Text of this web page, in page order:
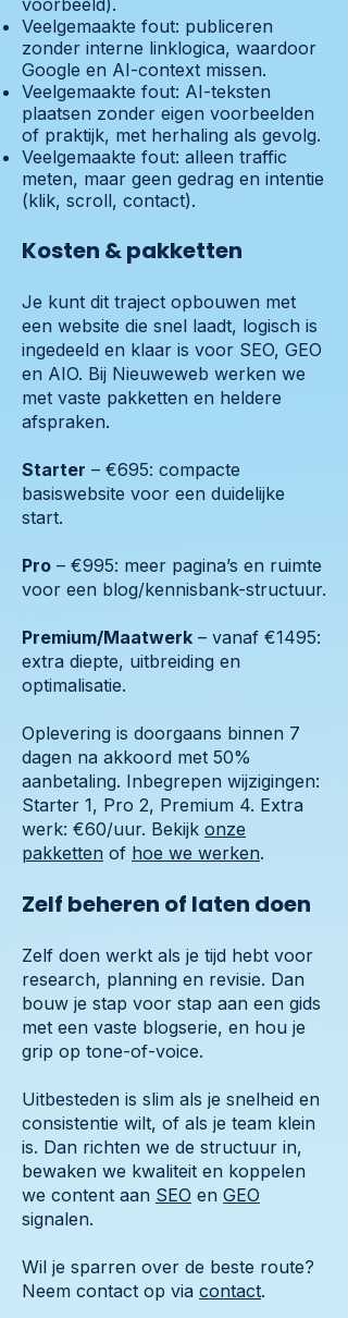
voorbeeld).
Veelgemaakte fout: publiceren
zonder interne linklogica, waardoor
Google en AI-context missen.
Veelgemaakte fout: AI-teksten
plaatsen zonder eigen voorbeelden
of praktijk, met herhaling als gevolg.
Veelgemaakte fout: alleen traffic
meten, maar geen gedrag en intentie
(klik, scroll, contact).
Kosten & pakketten
Je kunt dit traject opbouwen met
een website die snel laadt, logisch is
ingedeeld en klaar is voor SEO, GEO
en AIO. Bij Nieuweweb werken we
met vaste pakketten en heldere
afspraken.
Starter – €695: compacte
basiswebsite voor een duidelijke
start.
Pro – €995: meer pagina’s en ruimte
voor een blog/kennisbank-structuur.
Premium/Maatwerk – vanaf €1495:
extra diepte, uitbreiding en
optimalisatie.
Oplevering is doorgaans binnen 7
dagen na akkoord met 50%
aanbetaling. Inbegrepen wijzigingen:
Starter 1, Pro 2, Premium 4. Extra
werk: €60/uur. Bekijk onze
pakketten of hoe we werken.
Zelf beheren of laten doen
Zelf doen werkt als je tijd hebt voor
research, planning en revisie. Dan
bouw je stap voor stap aan een gids
met een vaste blogserie, en hou je
grip op tone-of-voice.
Uitbesteden is slim als je snelheid en
consistentie wilt, of als je team klein
is. Dan richten we de structuur in,
bewaken we kwaliteit en koppelen
we content aan SEO en GEO
signalen.
Wil je sparren over de beste route?
Neem contact op via contact.